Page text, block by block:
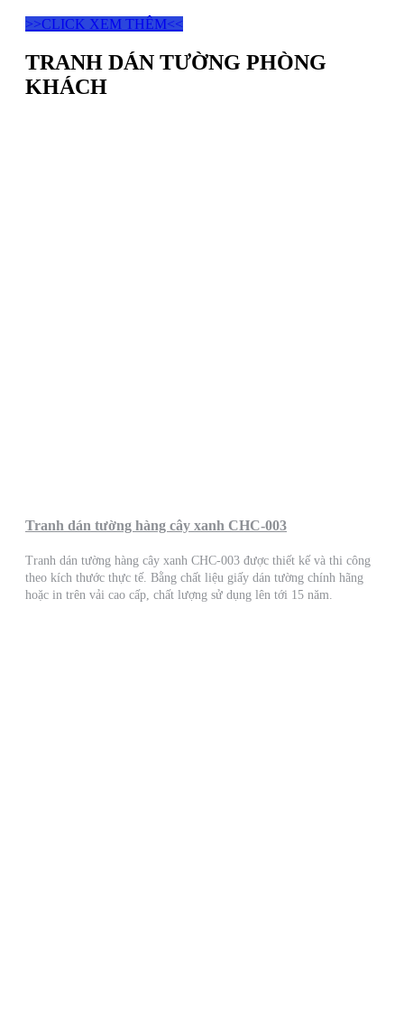
>>CLICK XEM THÊM<<
TRANH DÁN TƯỜNG PHÒNG
KHÁCH
Tranh dán tường hàng cây xanh CHC-003
Tranh dán tường hàng cây xanh CHC-003 được thiết kế và thi công
theo kích thước thực tế. Bằng chất liệu giấy dán tường chính hãng
hoặc in trên vải cao cấp, chất lượng sử dụng lên tới 15 năm.